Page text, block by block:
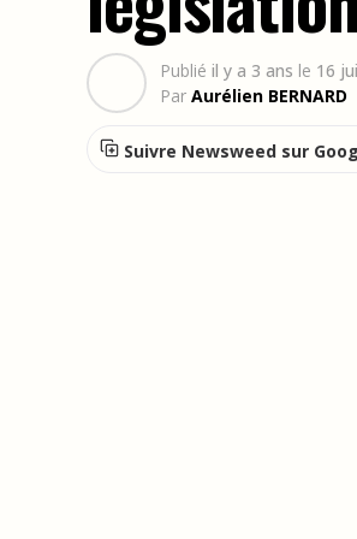
Publié il y a 3 ans le 16
Par Aurélien BERNARD
Suivre Newsweed sur